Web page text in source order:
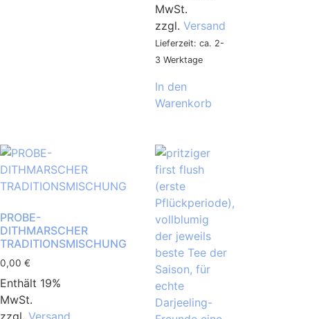
MwSt.
zzgl. Versand
Lieferzeit: ca. 2-
3 Werktage
In den
Warenkorb
PROBE-
DITHMARSCHER
TRADITIONSMISCHUNG
0,00 €
Enthält 19%
MwSt.
zzgl. Versand